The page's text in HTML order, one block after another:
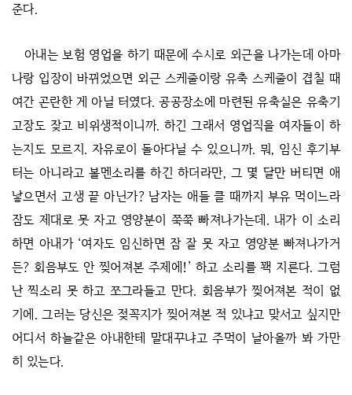
준다.
아내는 보험 영업을 하기 때문에 수시로 외근을 나가는데 아마
나랑 입장이 바뀌었으면 외근 스케줄이랑 유축 스케줄이 겹칠 때
여간 곤란한 게 아닐 터였다. 공공장소에 마련된 유축실은 유축기
고장도 잦고 비위생적이니까. 하긴 그래서 영업직을 여자들이 하
는지도 모르지. 자유로이 돌아다닐 수 있으니까. 뭐, 임신 후기부
터는 아니라고 볼멘소리를 하긴 하더라만, 그 몇 달만 버티면 애
낳으면서 고생 끝 아닌가? 남자는 애들 클 때까지 부유 먹이느라
잠도 제대로 못 자고 영양분이 쭉쭉 빠져나가는데. 내가 이 소리
하면 아내가 ‘여자도 임신하면 잠 잘 못 자고 영양분 빠져나가거
든? 회음부도 안 찢어져본 주제에!’ 하고 소리를 꽥 지른다. 그럼
난 찍소리 못 하고 쪼그라들고 만다. 회음부가 찢어져본 적이 없
기에. 그러는 당신은 젖꼭지가 찢어져본 적 있냐고 맞서고 싶지만
어디서 하늘같은 아내한테 말대꾸냐고 주먹이 날아올까 봐 가만
히 있는다.